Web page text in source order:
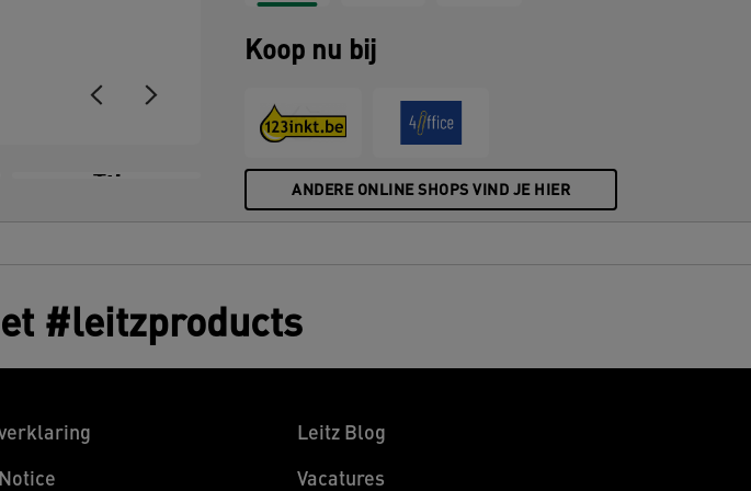
+5
soft-touch ordner is de perfecte aanvulling
voor thuis of op kantoor om ervoor te
zorgen dat je de hele dag ontspannen en
Koop nu bij
ANDERE ONLINE SHOPS VIND JE HIER
#leitzproducts
Leitz Blog
Vacatures